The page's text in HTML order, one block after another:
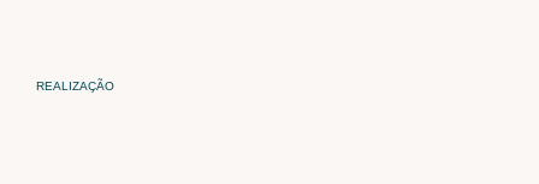
REALIZAÇÃO